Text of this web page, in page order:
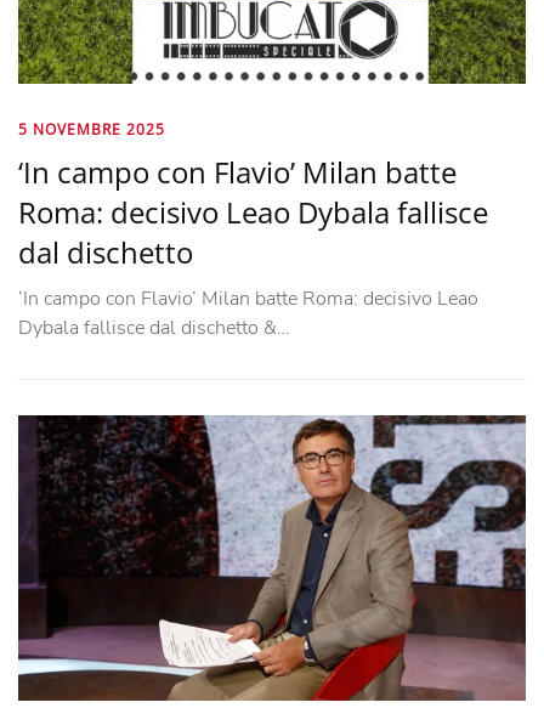
5 NOVEMBRE 2025
‘In campo con Flavio’ Milan batte
Roma: decisivo Leao Dybala fallisce
dal dischetto
‘In campo con Flavio’ Milan batte Roma: decisivo Leao
Dybala fallisce dal dischetto &…